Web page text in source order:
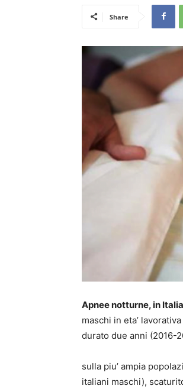
Share
Apnee notturne, in
maschi in eta’
durato due anni (2016-
sulla piu’ ampia
italiani maschi),